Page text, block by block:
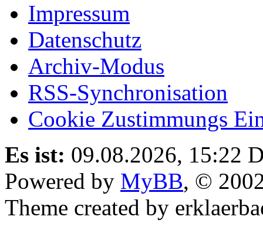
Impressum
Datenschutz
Archiv-Modus
RSS-Synchronisation
Cookie Zustimmungs
Es ist: 09.08.2026, 15:22
Powered by MyBB, ©
Theme created by